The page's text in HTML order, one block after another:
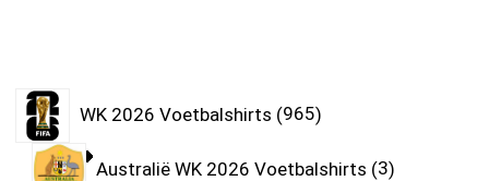
WK 2026 Voetbalshirts 965
Australië WK 2026 Voetbalshirts 3